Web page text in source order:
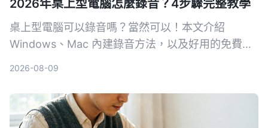
2026年桌上型電腦怎麼錄音？4步驟完整教學
桌上型電腦可以錄音嗎？當然可以！本文介紹
Windows、Mac 內建錄音方法，以及好用的免費錄
2026-08-09